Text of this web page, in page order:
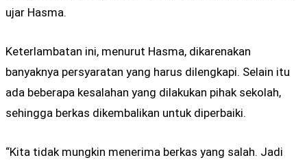
ujar Hasma.
Keterlambatan ini, menurut Hasma, dikarenakan
banyaknya persyaratan yang harus dilengkapi. Selain itu
ada beberapa kesalahan yang dilakukan pihak sekolah,
sehingga berkas dikembalikan untuk diperbaiki.
“Kita tidak mungkin menerima berkas yang salah. Jadi